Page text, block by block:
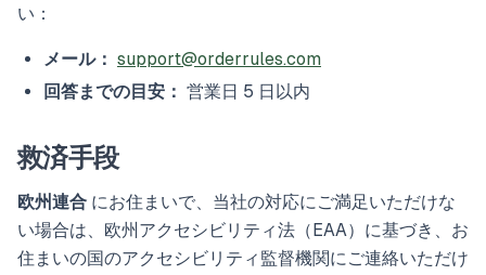
い：
メール： support@orderrules.com
回答までの目安： 営業日 5 日以内
救済手段
欧州連合 にお住まいで、当社の対応にご満足いただけな
い場合は、欧州アクセシビリティ法（EAA）に基づき、お
住まいの国のアクセシビリティ監督機関にご連絡いただけ